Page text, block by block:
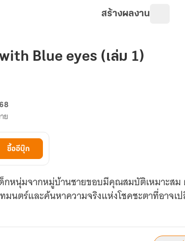
สร้างผลงาน
Blue eyes (เล่ม 1)
ย
ซื้ออีบุ๊ก
ด็กหนุ่มจากหมู่บ้านชายขอบมีคุณสมบัติเหมาะสม
นตร์และค้นหาความจริงแห่งโชคชะตาที่อาจเ